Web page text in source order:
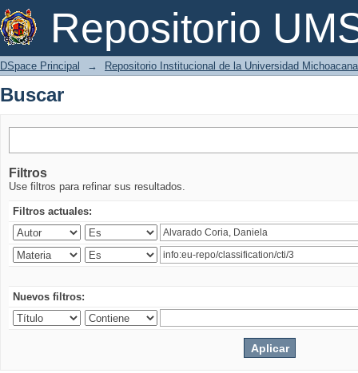
Repositorio
Buscar
DSpace Principal → Repositorio Institucional de la Universidad
Buscar
Filtros
Use filtros para refinar sus resultados.
Filtros actuales:
Nuevos filtros: